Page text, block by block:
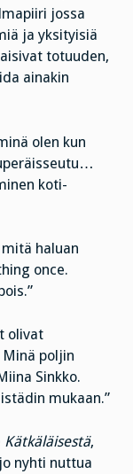
jossa
ja yksityisiä
totuuden,
ainakin
olen kun
koti-
haluan
once.
olivat
poljin
Sinkko.
mukaan.”
Kätkäläisestä,
nyhti nuttua